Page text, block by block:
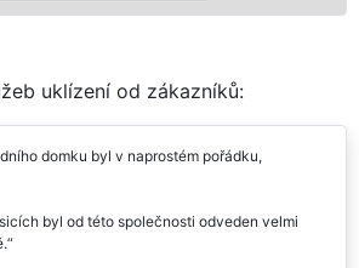
uklízení od zákazníků:
domku byl v naprostém pořádku,
byl od této společnosti odveden velmi